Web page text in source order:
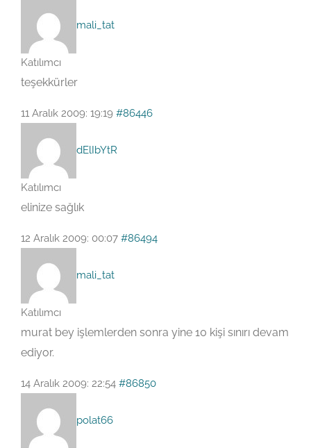
mali_tat
Katılımcı
teşekkürler
11 Aralık 2009: 19:19 #86446
dElIbYtR
Katılımcı
elinize sağlık
12 Aralık 2009: 00:07 #86494
mali_tat
Katılımcı
murat bey işlemlerden sonra yine 10 kişi sınırı devam
ediyor.
14 Aralık 2009: 22:54 #86850
polat66